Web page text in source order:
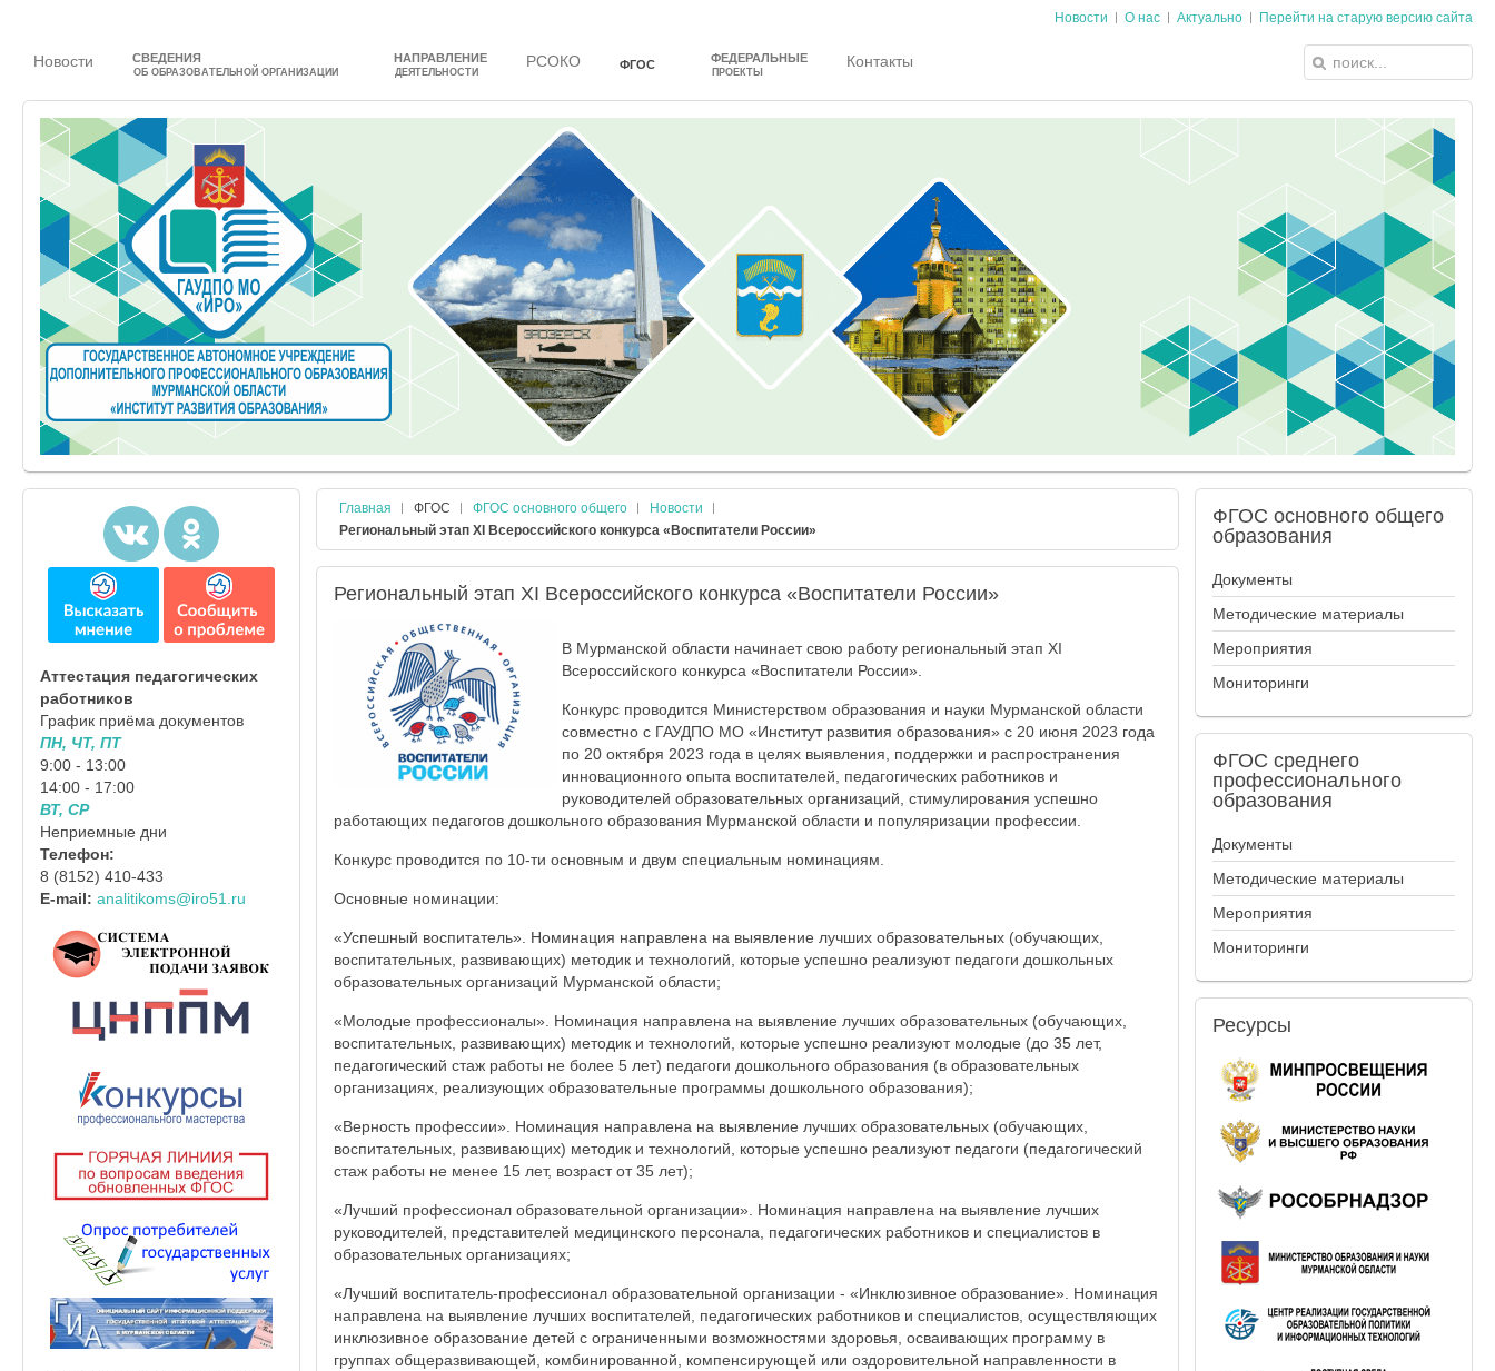
Новости О нас Актуально Перейти на старую версию сайта
Новости СВЕДЕНИЯ
ОБ ОБРАЗОВАТЕЛЬНОЙ ОРГАНИЗАЦИИ
НАПРАВЛЕНИЕ
ДЕЯТЕЛЬНОСТИ
РСОКО ФГОС ФЕДЕРАЛЬНЫЕ
ПРОЕКТЫ
Контакты
Главная ФГОС ФГОС основного общего
Новости
Региональный этап XI Всероссийского конкурса «Воспитатели России»
Региональный этап XI Всероссийского конкурса «Воспитатели России»
В Мурманской области начинает свою работу региональный этап XI
Всероссийского конкурса «Воспитатели России».
Конкурс проводится Министерством образования и науки Мурманской области
совместно с ГАУДПО МО «Институт развития образования» с 20 июня 2023 года
по 20 октября 2023 года в целях выявления, поддержки и распространения
инновационного опыта воспитателей, педагогических работников и
руководителей образовательных организаций, стимулирования успешно
работающих педагогов дошкольного образования Мурманской области и популяризации профессии.
Конкурс проводится по 10-ти основным и двум специальным номинациям.
Основные номинации:
«Успешный воспитатель». Номинация направлена на выявление лучших образовательных (обучающих,
воспитательных, развивающих) методик и технологий, которые успешно реализуют педагоги дошкольных
образовательных организаций Мурманской области;
«Молодые профессионалы». Номинация направлена на выявление лучших образовательных (обучающих,
воспитательных, развивающих) методик и технологий, которые успешно реализуют молодые (до 35 лет,
педагогический стаж работы не более 5 лет) педагоги дошкольного образования (в образовательных
организациях, реализующих образовательные программы дошкольного образования);
«Верность профессии». Номинация направлена на выявление лучших образовательных (обучающих,
воспитательных, развивающих) методик и технологий, которые успешно реализуют педагоги (педагогический
стаж работы не менее 15 лет, возраст от 35 лет);
«Лучший профессионал образовательной организации». Номинация направлена на выявление лучших
руководителей, представителей медицинского персонала, педагогических работников и специалистов в
образовательных организациях;
«Лучший воспитатель-профессионал образовательной организации - «Инклюзивное образование». Номинация
направлена на выявление лучших воспитателей, педагогических работников и специалистов, осуществляющих
инклюзивное образование детей с ограниченными возможностями здоровья, осваивающих программу в
группах общеразвивающей, комбинированной, компенсирующей или оздоровительной направленности в
Аттестация педагогических
работников
График приёма документов
ПН, ЧТ, ПТ
9:00 - 13:00
14:00 - 17:00
ВТ, СР
Неприемные дни
Телефон:
8 (8152) 410-433
E-mail: analitikoms@iro51.ru
ФГОС основного общего
образования
Документы
Методические материалы
Мероприятия
Мониторинги
ФГОС среднего
профессионального
образования
Документы
Методические материалы
Мероприятия
Мониторинги
Ресурсы